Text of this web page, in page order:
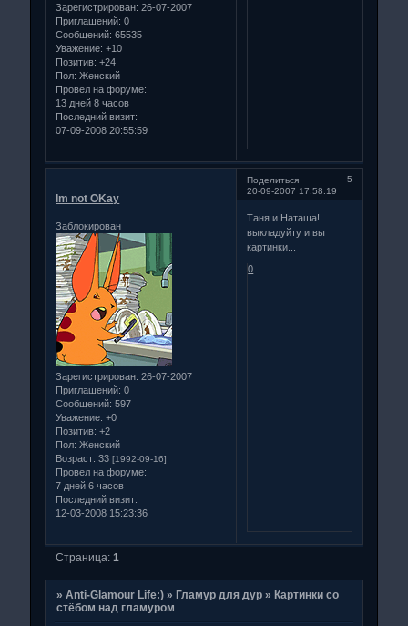
Зарегистрирован: 26-07-2007
Приглашений: 0
Сообщений: 65535
Уважение: +10
Позитив: +24
Пол: Женский
Провел на форуме:
13 дней 8 часов
Последний визит:
07-09-2008 20:55:59
Поделиться
5
20-09-2007 17:58:19
Im not OKay
Заблокирован
Зарегистрирован: 26-07-2007
Приглашений: 0
Сообщений: 597
Уважение: +0
Позитив: +2
Пол: Женский
Возраст: 33[1992-09-16]
Провел на форуме:
7 дней 6 часов
Последний визит:
12-03-2008 15:23:36
Таня и Наташа!
выкладуйту и вы
картинки...
0
Страница: 1
»Anti-Glamour Life:) » Гламур для дур » Картинки со
стёбом над гламуром